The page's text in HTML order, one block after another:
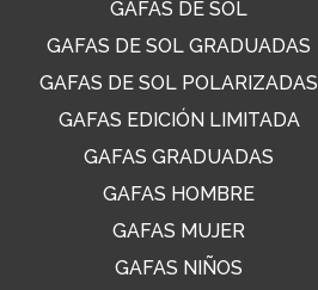
GAFAS DE SOL
GAFAS DE SOL GRADUADAS
GAFAS DE SOL POLARIZADAS
GAFAS EDICIÓN LIMITADA
GAFAS GRADUADAS
GAFAS HOMBRE
GAFAS MUJER
GAFAS NIÑOS